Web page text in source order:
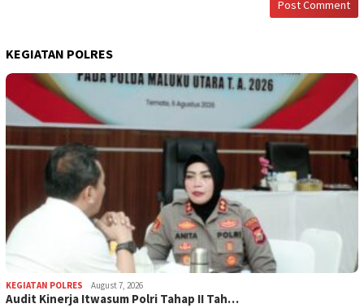
KEGIATAN POLRES
KEGIATAN POLRES August 7, 2026
Audit Kinerja Itwasum Polri Tahap II Tah…